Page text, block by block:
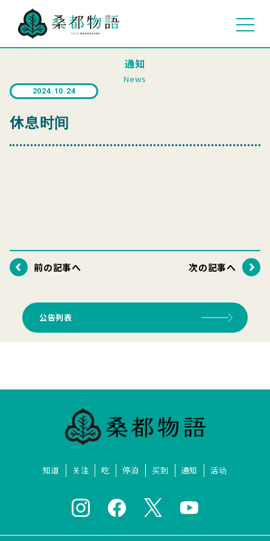
通知
News
2024.10.24
休息时间
前の記事へ 次の記事へ
公告列表
知道 关注 吃 停泊 买到 通知 活动